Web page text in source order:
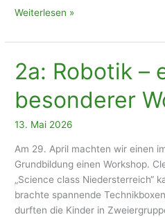
Projekttage
4b
Loosdorf
Weiterlesen »
2a: Robotik –
besonderer
13. Mai 2026
Am 29. April machten wir einen
Grundbildung einen Workshop.
„Science class Niedersterreich“
brachte spannende
durften die Kinder in